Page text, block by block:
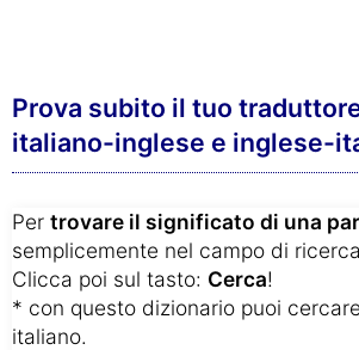
Prova subito il tuo
italiano-inglese e inglese-
Per trovare il significato di una
semplicemente nel campo di
Clicca poi sul tasto: Cerca!
* con questo dizionario puoi
italiano.